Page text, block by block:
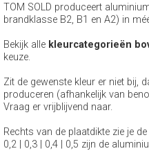
TOM SOLD produceert
brandklasse B2, B1 en A2) in
Bekijk alle kleurcategorieën
keuze.
Zit de gewenste kleur er niet bij,
produceren (afhankelijk van
Vraag er vrijblijvend naar.
Rechts van de plaatdikte zie je
0,2 | 0,3 | 0,4 | 0,5 zijn de